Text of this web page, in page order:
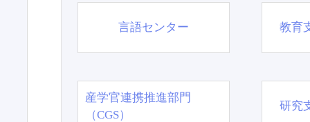
言語センター 教育
産学官連携推進部門
（CGS）
研究